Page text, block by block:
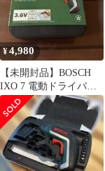
¥4,980
【未開封品】BOSCH
IXO 7 電動ドライバー
3.6V ボッシュ